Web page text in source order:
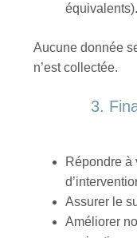
équivalents).
Aucune donnée
n’est collectée.
3.
Répondre à
Assurer le
Améliorer